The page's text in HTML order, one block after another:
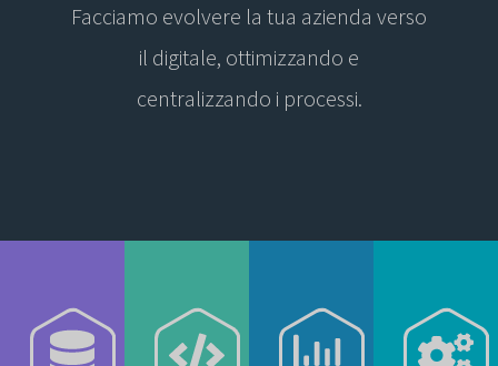
Facciamo evolvere la tua azienda verso
il digitale, ottimizzando e
centralizzando i processi.